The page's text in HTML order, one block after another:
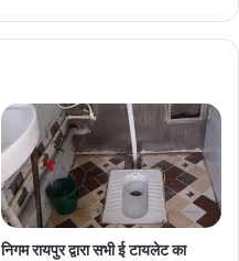
निगम रायपुर द्वारा सभी ई टायलेट का